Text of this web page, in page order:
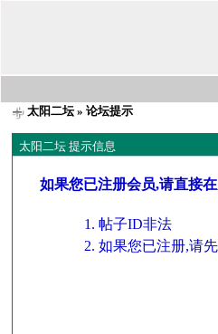
太阳二坛» 论坛提示
太阳二坛 提示信息
如果您已注册会员,请直接
帖子ID非法
如果您已注册,请